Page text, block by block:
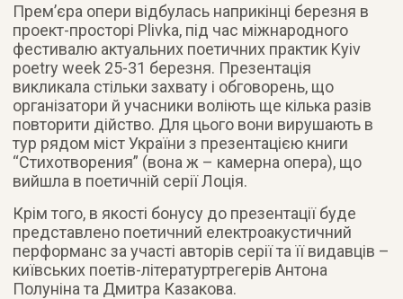
Прем’єра опери відбулась наприкінці березня в
проект-просторі Plivka, під час міжнародного
фестивалю актуальних поетичних практик Kyiv
poetry week 25-31 березня. Презентація
викликала стільки захвату і обговорень, що
організатори й учасники воліють ще кілька разів
повторити дійство. Для цього вони вирушають в
тур рядом міст України з презентацією книги
“Стихотворения” (вона ж – камерна опера), що
вийшла в поетичній серії Лоція.
Крім того, в якості бонусу до презентації буде
представлено поетичний електроакустичний
перформанс за участі авторів серії та її видавців –
київських поетів-літературтрегерів Антона
Полуніна та Дмитра Казакова.